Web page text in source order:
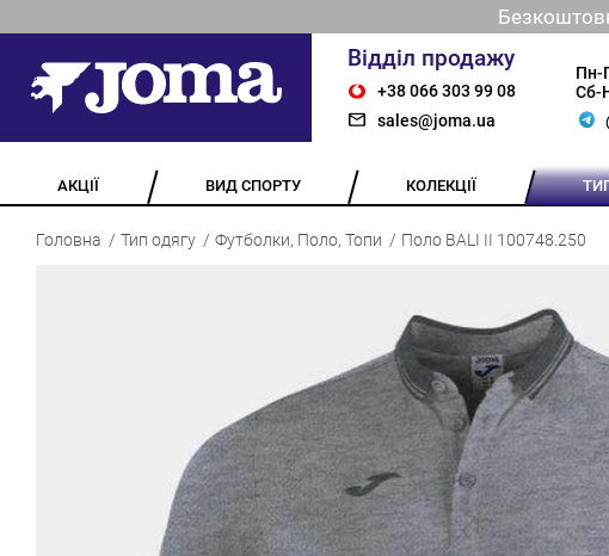
Відділ продажу
+38 066 303 99 08
sales@joma.ua
Пн-
Сб-
АКЦІЇ ВИД СПОРТУ КОЛЕКЦІЇ
Головна Тип одягу Футболки, Поло, Топи Поло BALI II 100748.250